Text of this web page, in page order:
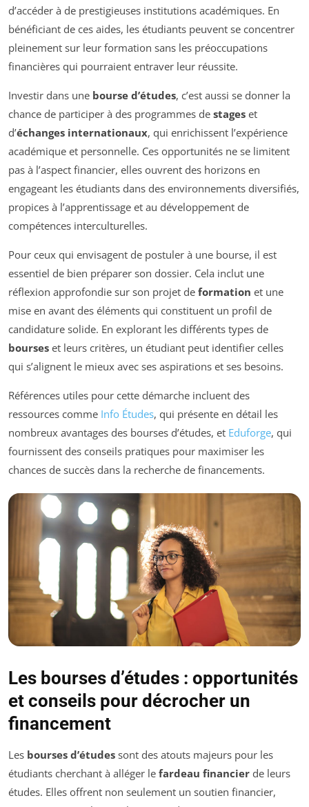
d’accéder à de prestigieuses institutions académiques. En
bénéficiant de ces aides, les étudiants peuvent se concentrer
pleinement sur leur formation sans les préoccupations
financières qui pourraient entraver leur réussite.
Investir dans une bourse d’études, c’est aussi se donner la
chance de participer à des programmes de stages et
d’échanges internationaux, qui enrichissent l’expérience
académique et personnelle. Ces opportunités ne se limitent
pas à l’aspect financier, elles ouvrent des horizons en
engageant les étudiants dans des environnements diversifiés,
propices à l’apprentissage et au développement de
compétences interculturelles.
Pour ceux qui envisagent de postuler à une bourse, il est
essentiel de bien préparer son dossier. Cela inclut une
réflexion approfondie sur son projet de formation et une
mise en avant des éléments qui constituent un profil de
candidature solide. En explorant les différents types de
bourses et leurs critères, un étudiant peut identifier celles
qui s’alignent le mieux avec ses aspirations et ses besoins.
Références utiles pour cette démarche incluent des
ressources comme Info Études, qui présente en détail les
nombreux avantages des bourses d’études, et Eduforge, qui
fournissent des conseils pratiques pour maximiser les
chances de succès dans la recherche de financements.
Les bourses d’études : opportunités
et conseils pour décrocher un
financement
Les bourses d’études sont des atouts majeurs pour les
étudiants cherchant à alléger le fardeau financier de leurs
études. Elles offrent non seulement un soutien financier,